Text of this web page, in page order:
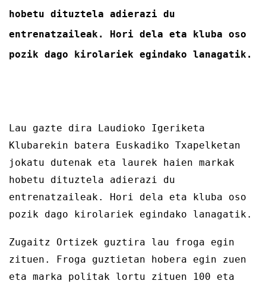
hobetu dituztela adierazi du
entrenatzaileak. Hori dela eta kluba oso
pozik dago kirolariek egindako lanagatik.
Lau gazte dira Laudioko Igeriketa
Klubarekin batera Euskadiko Txapelketan
jokatu dutenak eta laurek haien markak
hobetu dituztela adierazi du
entrenatzaileak. Hori dela eta kluba oso
pozik dago kirolariek egindako lanagatik.
Zugaitz Ortizek guztira lau froga egin
zituen. Froga guztietan hobera egin zuen
eta marka politak lortu zituen 100 eta